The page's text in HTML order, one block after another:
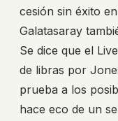
cesión sin éxito
Galatasaray
Se dice que el
de libras por
prueba a los
hace eco de un